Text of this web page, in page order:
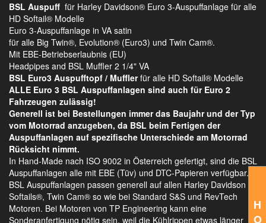
H
O
BSL Auspuff für Harley Davidson® Euro 3-Auspuffanlage für alle
HD Softail® Modelle
Euro 3-Auspuffanlage in VA satin
für alle Big Twin®, Evolution® (Euro3) und Twin Cam®.
Mit EBE-Betriebserlaubnis (EU)
Headpipes and BSL Muffler 2 1/4" VA
BSL Euro3 Auspufftopf / Mufflerfür alle HD Softail® Modelle
ALLE Euro 3 BSL Auspuffanlagen sind auch für Euro 2
Fahrzeugen zulässig!
Generell ist bei Bestellungen immer das Baujahr und der Typ
vom Motorrad anzugeben, da BSL beim Fertigen der
Auspuffanlagen auf spezifische Unterschiede am Motorrad
Rücksicht nimmt.
In Hand-Made nach ISO 9002 in Österreich gefertigt, sind die BSL
Auspuffanlagen alle mit EBE (Tüv) und DTC-Papieren verfügbar.
BSL Auspuffanlagen passen generell auf allen Harley Davidson
Softails®, Twin Cam® so wie bei Standard S&S und RevTech
Motoren. Bei Motoren von TP Engineering kann eine
Sonderanfertigung nötig sein, weil die Kühlrippen etwas länger